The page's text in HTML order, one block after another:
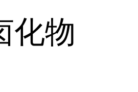
化物